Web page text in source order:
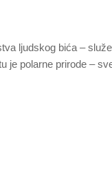
ljudskog bića – služe
je polarne prirode –